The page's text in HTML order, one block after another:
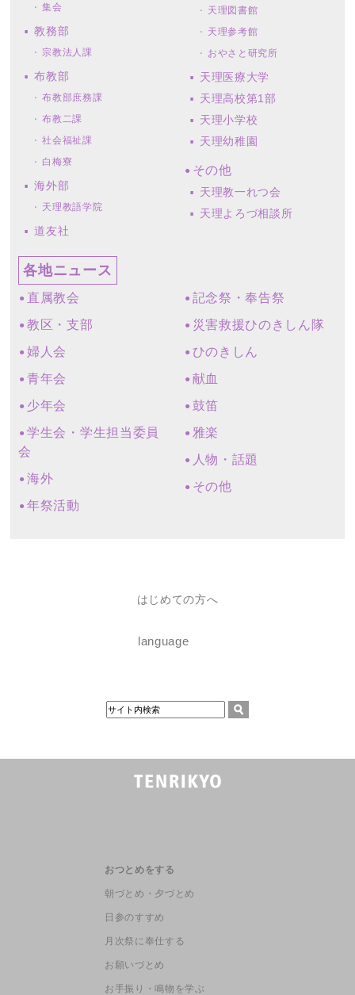
集会
教務部
宗教法人課
布教部
布教部庶務課
布教二課
社会福祉課
白梅寮
海外部
天理教語学院
道友社
天理図書館
天理参考館
おやさと研究所
天理医療大学
天理高校第1部
天理小学校
天理幼稚園
その他
天理教一れつ会
天理よろづ相談所
各地ニュース
直属教会
教区・支部
婦人会
青年会
少年会
学生会・学生担当委員
会
海外
年祭活動
記念祭・奉告祭
災害救援ひのきしん隊
ひのきしん
献血
鼓笛
雅楽
人物・話題
その他
はじめての方へ
language
おつとめをする
朝づとめ・夕づとめ
日参のすすめ
月次祭に奉仕する
お願いづとめ
お手振り・鳴物を学ぶ